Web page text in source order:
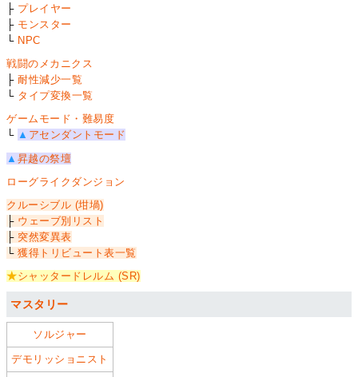
├ プレイヤー
├ モンスター
└ NPC
戦闘のメカニクス
├耐性減少一覧
└ タイプ変換一覧
ゲームモード・難易度
└ ▲ アセンダントモード
▲ 昇越の祭壇
ローグライクダンジョン
クルーシブル (坩堝)
├ ウェーブ別リスト
├ 突然変異表
└獲得トリビュート表一覧
★シャッタードレルム (SR)
マスタリー
ソルジャー
デモリッショニスト